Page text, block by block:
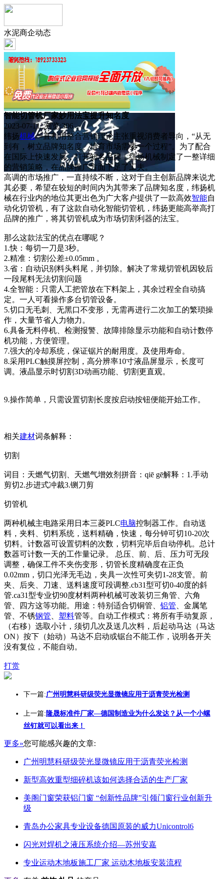
水泥商企动态
智能切管机厂家妙用法宝提升知名度
2023-07-11 浏览:306
纬扬机械一直利用整合营销理论主张重视消费者导向，“从无
到有，树立品牌知名度、培育市场需要一个过程”。为了配合
在国际上快速发展，打开知名品牌，纬扬机械制定了一整详细
的营销策略，在品牌推广方面下足了工夫。
高调的市场推广，一直持续不断，这对于自主创新品牌来说尤
其必要，希望在较短的时间内为其带来了品牌知名度，纬扬机
械在行业内的地位其更出色为广大客户提供了一款高效智能自
动化切管机，有了这款自动化智能切管机，纬扬更能高举高打
品牌的推广，将其切管机成为市场切割利器的法宝。
那么这款法宝的优点在哪呢？
1.快：每切一刀是3秒。
2.精准：切割公差±0.05mm 。
3.省：自动识别料头料尾，并切除。解决了常规切管机因较后
一段尾料无法切割问题
4.全智能：只需人工把管放在下料架上，其余过程全自动搞
定。一人可看操作多台切管设备。
5.切口无毛刺、无黑口不变形，无需再进行二次加工的繁琐操
作，大量节省人力物力。
6.具备无料停机、检测报警、故障排除显示功能和自动计数停
机功能，方便管理。
7.强大的冷却系统，保证锯片的耐用度。及使用寿命。
8.采用PLC触摸屏控制，高分辨率10寸液晶屏显示，长度可
调。液晶显示时切割3D动画功能、切割更直观。
9.操作简单，只需设置切割长度按启动按钮便能开始工作。
相关建材词条解释：
切割
词目：天燃气切割、天燃气增效剂拼音：qiē gē解释：1.手动
剪切2.步进式冲裁3.铡刀剪
切管机
两种机械主电路采用日本三菱PLC电脑控制器工作。自动送
料，夹料、切料系统，送料精确，快速，每分钟可切10-20次
切料。计数器可设置切料的次数，切料完毕后自动停机。总计
数器可计数一天的工作量记录。 总压、前、后、压力可无段
调整，确保工件不夹伤变形，切管长度精确度在正负
0.02mm，切口光泽无毛边，夹具一次性可夹切1-28支管。前
夹、后夹、刀速、送料速度可段调整.cb31型可切0-40度的斜
管.ca31型专业切90度材料两种机械可改装切三角管、六角
管、四方这等功能。用途：特别适合切铜管、 铝管 、金属笔
管、不锈钢管 塑料管等。自动工作模式：将所有手动复原，
（右移）选取小计，须切几次及送几次料，后起动马达（马达
ON）按下（始动）马达不启动或锯台不能工作，说明各开关
没有复位，不能自动。
打赏
下一篇:广州明慧科研级荧光显微镜应用于沥青荧光检测
上一篇: 隆晟标准件厂家—德国制造业为什么发达？从一个小螺
丝钉就可以看出来！
更多»您可能感兴趣的文章:
广州明慧科研级荧光显微镜应用于沥青荧光检测
新型高效重型细碎机该如何选择合适的生产厂家
美阁门窗荣获铝门窗 “创新性品牌”引领门窗行业创新升
级
青岛办公家具专业设备德国原装的威力Unicontrol6
闪光对焊机之液压系统介绍—苏州安嘉
专业运动木地板施工厂家 运动木地板安装流程